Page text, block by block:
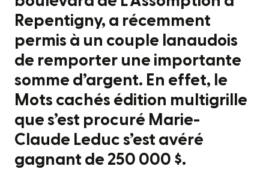
Repentigny, a récemment
permis à un couple lanaudois
de remporter une importante
somme d’argent. En effet, le
Mots cachés édition multigrille
que s’est procuré Marie-
Claude Leduc s’est avéré
gagnant de 250 000 $.